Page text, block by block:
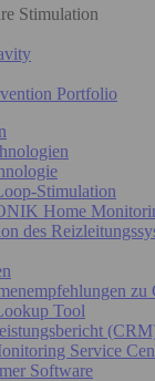
Stimulation
Portfolio
Stimulation
Home
des
Tool
Service
Software